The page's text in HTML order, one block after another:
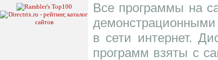
Все программы на
в сети интернет.
программ взяты с